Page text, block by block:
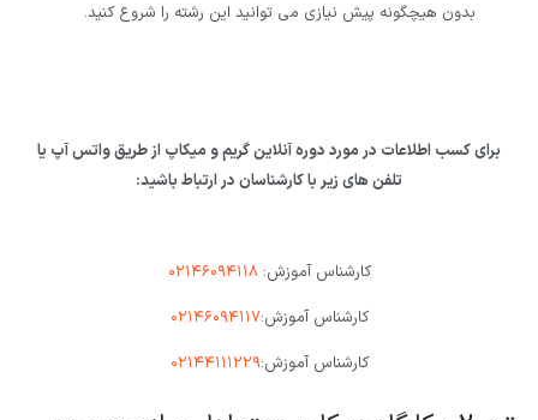
بدون هیچگونه پیش نیازی می توانید این رشته را شروع کنید.
برای کسب اطلاعات در مورد دوره آنلاین گریم و میکاپ از طریق واتس آپ یا
تلفن های زیر با کارشناسان در ارتباط باشید:
کارشناس آموزش:۰۲۱۴۶۰۹۴۱۱۸
کارشناس آموزش:۰۲۱۴۶۰۹۴۱۱۷
کارشناس آموزش:۰۲۱۴۴۱۱۱۲۲۹